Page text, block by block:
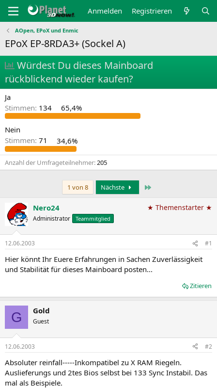
Anmelden Registrieren
AOpen, EPoX und Enmic
EPoX EP-8RDA3+ (Sockel A)
U
m
f
r
a
g
e
Würdest Du dieses Mainboard
rückblickend wieder kaufen?
Ja
Stimmen: 134 65,4%
Nein
Stimmen: 71 34,6%
Anzahl der Umfrageteilnehmer 205
1 von 8 Nächste
Nero24
Administrator Teammitglied
★ Themenstarter ★
12.06.2003 #1
Hier könnt Ihr Euere Erfahrungen in Sachen Zuverlässigkeit
und Stabilität für dieses Mainboard posten...
Zitieren
G Gold
Guest
12.06.2003 #2
Absoluter reinfall-----Inkompatibel zu X RAM Riegeln.
Auslieferungs und 2tes Bios selbst bei 133 Sync Instabil. Das
mal als Beispiele.